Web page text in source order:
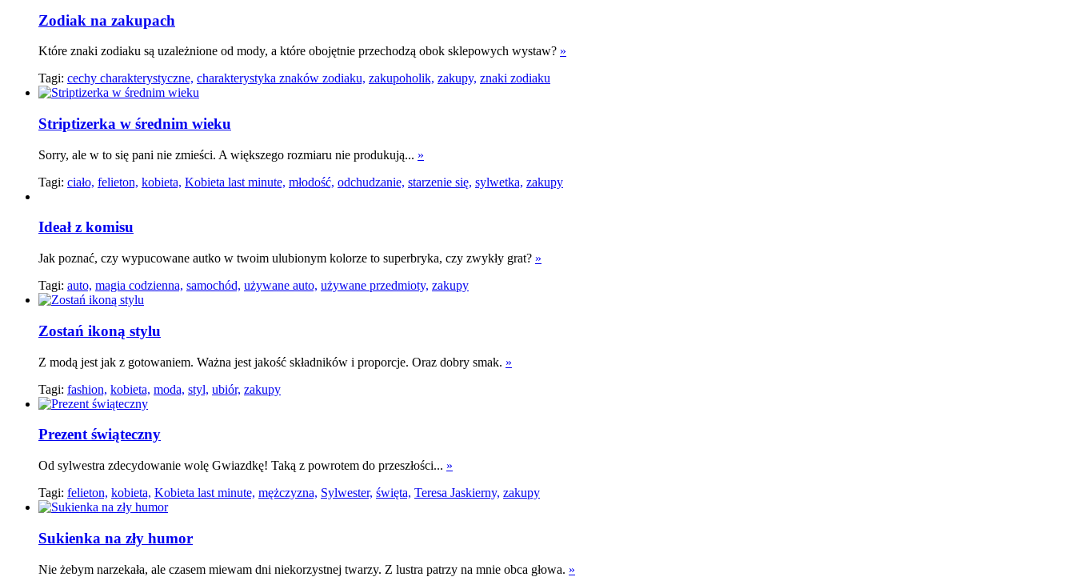
Zodiak na zakupach
Które znaki zodiaku są uzależnione od mody, a które obojętnie przechodzą obok sklepowych wystaw? »
Tagi: cechy charakterystyczne, charakterystyka znaków zodiaku, zakupoholik, zakupy, znaki zodiaku
Striptizerka w średnim wieku
Sorry, ale w to się pani nie zmieści. A większego rozmiaru nie produkują... »
Tagi: ciało, felieton, kobieta, Kobieta last minute, młodość, odchudzanie, starzenie się, sylwetka, zakupy
Ideał z komisu
Jak poznać, czy wypucowane autko w twoim ulubionym kolorze to superbryka, czy zwykły grat? »
Tagi: auto, magia codzienna, samochód, używane auto, używane przedmioty, zakupy
Zostań ikoną stylu
Z modą jest jak z gotowaniem. Ważna jest jakość składników i proporcje. Oraz dobry smak. »
Tagi: fashion, kobieta, moda, styl, ubiór, zakupy
Prezent świąteczny
Od sylwestra zdecydowanie wolę Gwiazdkę! Taką z powrotem do przeszłości... »
Tagi: felieton, kobieta, Kobieta last minute, mężczyzna, Sylwester, święta, Teresa Jaskierny, zakupy
Sukienka na zły humor
Nie żebym narzekała, ale czasem miewam dni niekorzystnej twarzy. Z lustra patrzy na mnie obca głowa. »